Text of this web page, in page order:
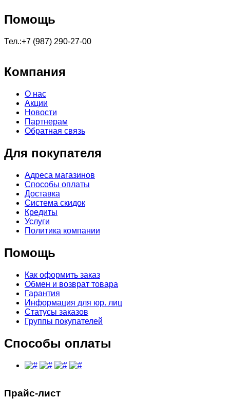
Помощь
Тел.:+7 (987) 290-27-00
Компания
О нас
Акции
Новости
Партнерам
Обратная связь
Для покупателя
Адреса магазинов
Способы оплаты
Доставка
Система скидок
Кредиты
Услуги
Политика компании
Помощь
Как оформить заказ
Обмен и возврат товара
Гарантия
Информация для юр. лиц
Статусы заказов
Группы покупателей
Способы оплаты
Прайс-лист